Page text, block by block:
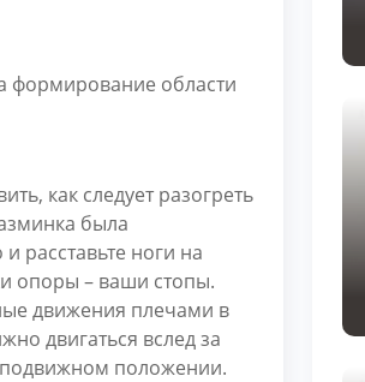
формирование области
как следует разогреть
была
расставьте ноги на
опоры – ваши стопы.
движения плечами в
двигаться вслед за
положении.